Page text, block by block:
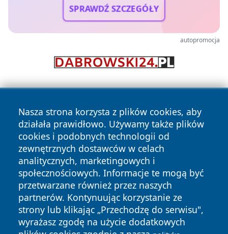
SPRAWDŹ SZCZEGÓŁY
autopromocja
Nasza strona korzysta z plików cookies, aby
działała prawidłowo. Używamy także plików
cookies i podobnych technologii od
zewnętrznych dostawców w celach
analitycznych, marketingowych i
społecznościowych. Informacje te mogą być
przetwarzane również przez naszych
partnerów. Kontynuując korzystanie ze
strony lub klikając „Przechodzę do serwisu",
wyrażasz zgodę na użycie dodatkowych
Copyright © 2026 raciborski24.pl Wszystkie prawa
zastrzeżone.
News Autorzy
Polityka
Prywatności
Polityka
Cookies